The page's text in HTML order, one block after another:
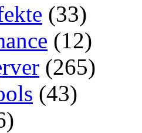
(33)
(12)
(265)
(43)